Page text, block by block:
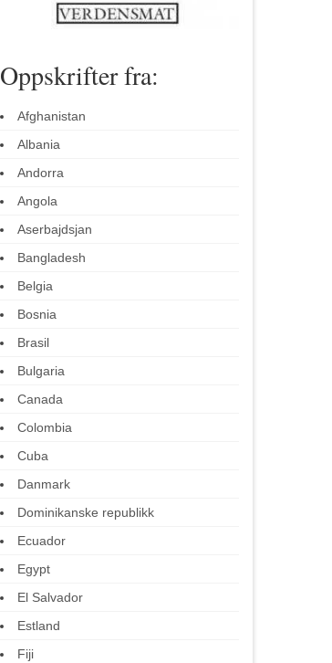
Oppskrifter fra:
Afghanistan
Albania
Andorra
Angola
Aserbajdsjan
Bangladesh
Belgia
Bosnia
Brasil
Bulgaria
Canada
Colombia
Cuba
Danmark
Dominikanske republikk
Ecuador
Egypt
El Salvador
Estland
Fiji